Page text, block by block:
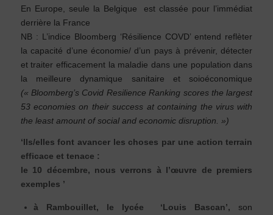
En Europe, seule la Belgique est classée pour l’immédiat
derrière la France
NB : L’indice Bloomberg ‘Résilience COVD’ entend reflèter
la capacité d’une économie/ d’un pays à prévenir, détecter
et traiter efficacement la maladie dans une population dans
la meilleure dynamique sanitaire et soioéconomique
(« Bloomberg’s Covid Resilience Ranking scores the largest
53 economies on their success at containing the virus with
the least amount of social and economic disruption. »)
‘Ils/elles font avancer les choses par une action terrain
efficace et tenace :
le 10 décembre, nous verrons à l’œuvre de premiers
exemples ’
à Rambouillet, le lycée ‘Louis Bascan’,son